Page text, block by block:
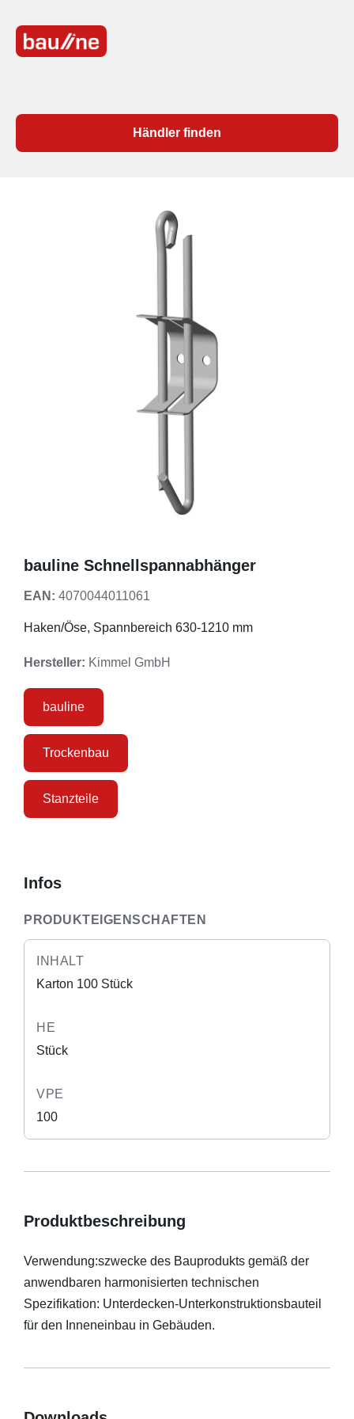
Händler finden
bauline Schnellspannabhänger
EAN: 4070044011061
Haken/Öse, Spannbereich 630-1210 mm
Hersteller: Kimmel GmbH
bauline
Trockenbau
Stanzteile
Infos
PRODUKTEIGENSCHAFTEN
INHALT
Karton 100 Stück
HE
Stück
VPE
100
Produktbeschreibung
Verwendung:szwecke des Bauprodukts gemäß der
anwendbaren harmonisierten technischen
Spezifikation: Unterdecken-Unterkonstruktionsbauteil
für den Inneneinbau in Gebäuden.